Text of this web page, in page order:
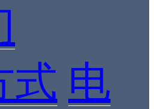
式 电